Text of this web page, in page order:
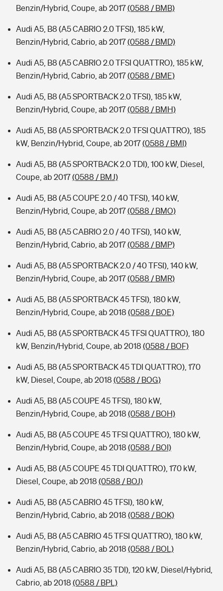
Benzin/Hybrid, Coupe, ab 2017(0588 / BMB)
Audi A5, B8 (A5 CABRIO 2.0 TFSI), 185 kW,
Benzin/Hybrid, Cabrio, ab 2017(0588 / BMD)
Audi A5, B8 (A5 CABRIO 2.0 TFSI QUATTRO), 185 kW,
Benzin/Hybrid, Cabrio, ab 2017(0588 / BME)
Audi A5, B8 (A5 SPORTBACK 2.0 TFSI), 185 kW,
Benzin/Hybrid, Coupe, ab 2017(0588 / BMH)
Audi A5, B8 (A5 SPORTBACK 2.0 TFSI QUATTRO), 185
kW, Benzin/Hybrid, Coupe, ab 2017(0588 / BMI)
Audi A5, B8 (A5 SPORTBACK 2.0 TDI), 100 kW, Diesel,
Coupe, ab 2017(0588 / BMJ)
Audi A5, B8 (A5 COUPE 2.0 / 40 TFSI), 140 kW,
Benzin/Hybrid, Coupe, ab 2017(0588 / BMO)
Audi A5, B8 (A5 CABRIO 2.0 / 40 TFSI), 140 kW,
Benzin/Hybrid, Cabrio, ab 2017(0588 / BMP)
Audi A5, B8 (A5 SPORTBACK 2.0 / 40 TFSI), 140 kW,
Benzin/Hybrid, Coupe, ab 2017(0588 / BMR)
Audi A5, B8 (A5 SPORTBACK 45 TFSI), 180 kW,
Benzin/Hybrid, Coupe, ab 2018 (0588 / BOE)
Audi A5, B8 (A5 SPORTBACK 45 TFSI QUATTRO), 180
kW, Benzin/Hybrid, Coupe, ab 2018 (0588 / BOF)
Audi A5, B8 (A5 SPORTBACK 45 TDI QUATTRO), 170
kW, Diesel, Coupe, ab 2018 (0588 / BOG)
Audi A5, B8 (A5 COUPE 45 TFSI), 180 kW,
Benzin/Hybrid, Coupe, ab 2018 (0588 / BOH)
Audi A5, B8 (A5 COUPE 45 TFSI QUATTRO), 180 kW,
Benzin/Hybrid, Coupe, ab 2018 (0588 / BOI)
Audi A5, B8 (A5 COUPE 45 TDI QUATTRO), 170 kW,
Diesel, Coupe, ab 2018 (0588 / BOJ)
Audi A5, B8 (A5 CABRIO 45 TFSI), 180 kW,
Benzin/Hybrid, Cabrio, ab 2018 (0588 / BOK)
Audi A5, B8 (A5 CABRIO 45 TFSI QUATTRO), 180 kW,
Benzin/Hybrid, Cabrio, ab 2018 (0588 / BOL)
Audi A5, B8 (A5 CABRIO 35 TDI), 120 kW, Diesel/Hybrid,
Cabrio, ab 2018 (0588 / BPL)